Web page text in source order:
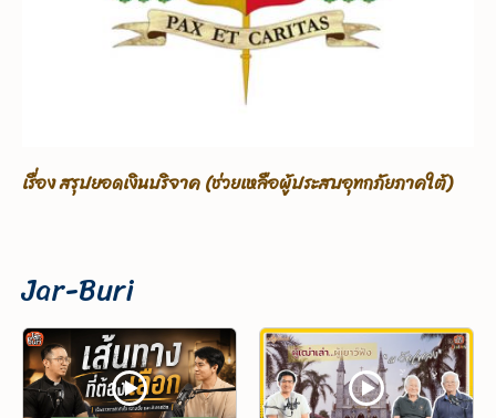
บริจาค (ช่วยเหลือผู้ประสบอุทกภัยภาคใต้) เรื่อง ขอรับบริจา
Jar-Buri